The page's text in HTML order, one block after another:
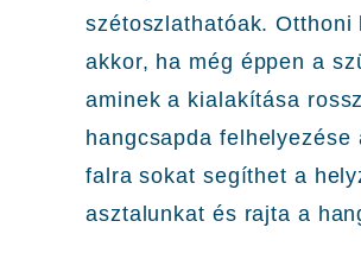
szétoszlathatóak.
akkor, ha még éppen a
aminek a kialakítása
hangcsapda
falra sokat segíthet a
asztalunkat és rajta a